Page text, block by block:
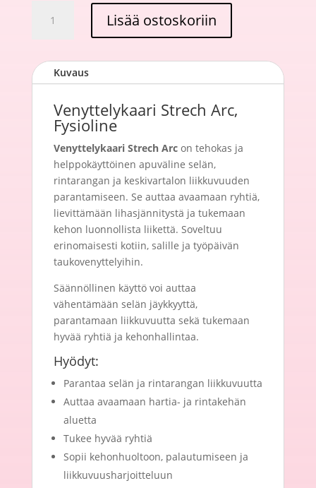
Venyttelykaari
Strech
Selän
rintarangan
venytys
Fysioline
määrä
Lisää ostoskoriin
Kuvaus
Venyttelykaari Strech Arc,
Fysioline
Venyttelykaari Strech Arcon tehokas ja
helppokäyttöinen apuväline selän,
rintarangan ja keskivartalon liikkuvuuden
parantamiseen. Se auttaa avaamaan ryhtiä,
lievittämään lihasjännitystä ja tukemaan
kehon luonnollista liikettä. Soveltuu
erinomaisesti kotiin, salille ja työpäivän
taukovenyttelyihin.
Säännöllinen käyttö voi auttaa
vähentämään selän jäykkyyttä,
parantamaan liikkuvuutta sekä tukemaan
hyvää ryhtiä ja kehonhallintaa.
Hyödyt:
Parantaa selän ja rintarangan liikkuvuutta
Auttaa avaamaan hartia- ja rintakehän
aluetta
Tukee hyvää ryhtiä
Sopii kehonhuoltoon, palautumiseen ja
liikkuvuusharjoitteluun